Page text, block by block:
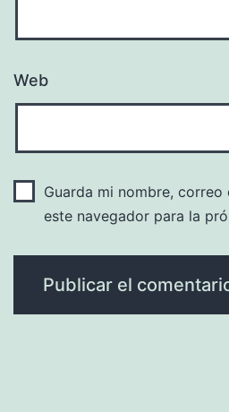
Web
Guarda mi nombre,
este navegador para la